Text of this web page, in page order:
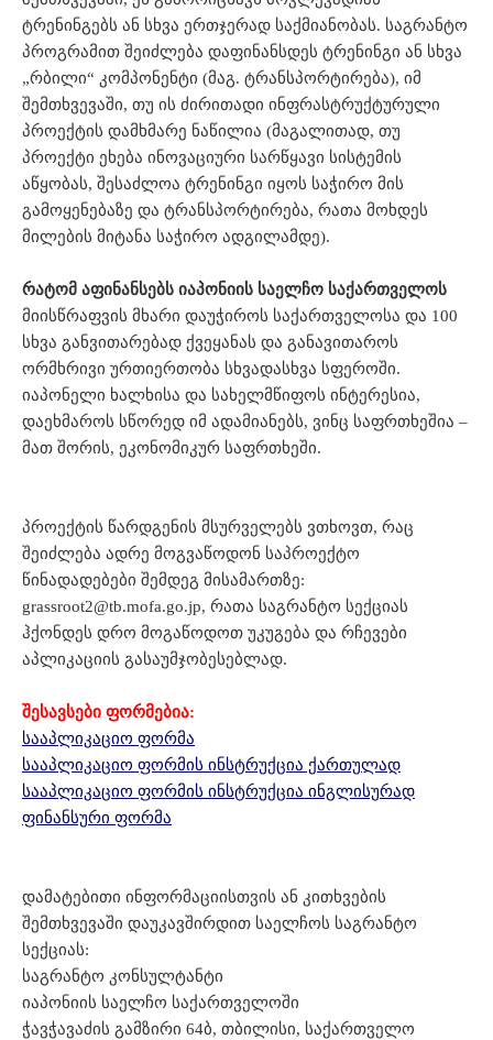
ტრენინგებს ან სხვა ერთჯერად საქმიანობას. საგრანტო
პროგრამით შეიძლება დაფინანსდეს ტრენინგი ან სხვა
„რბილი“ კომპონენტი (მაგ. ტრანსპორტირება), იმ
შემთხვევაში, თუ ის ძირითადი ინფრასტრუქტურული
პროექტის დამხმარე ნაწილია (მაგალითად, თუ
პროექტი ეხება ინოვაციური სარწყავი სისტემის
აწყობას, შესაძლოა ტრენინგი იყოს საჭირო მის
გამოყენებაზე და ტრანსპორტირება, რათა მოხდეს
მილების მიტანა საჭირო ადგილამდე).
რატომ აფინანსებს იაპონიის საელჩო საქართველოს
მიისწრაფვის მხარი დაუჭიროს საქართველოსა და 100
სხვა განვითარებად ქვეყანას და განავითაროს
ორმხრივი ურთიერთობა სხვადასხვა სფეროში.
იაპონელი ხალხისა და სახელმწიფოს ინტერესია,
დაეხმაროს სწორედ იმ ადამიანებს, ვინც საფრთხეშია –
მათ შორის, ეკონომიკურ საფრთხეში.
პროექტის წარდგენის მსურველებს ვთხოვთ, რაც
შეიძლება ადრე მოგვაწოდონ საპროექტო
წინადადებები შემდეგ მისამართზე:
grassroot2@tb.mofa.go.jp, რათა საგრანტო სექციას
ჰქონდეს დრო მოგაწოდოთ უკუგება და რჩევები
აპლიკაციის გასაუმჯობესებლად.
შესავსები ფორმებია:
სააპლიკაციო ფორმა
სააპლიკაციო ფორმის ინსტრუქცია ქართულად
სააპლიკაციო ფორმის ინსტრუქცია ინგლისურად
ფინანსური ფორმა
დამატებითი ინფორმაციისთვის ან კითხვების
შემთხვევაში დაუკავშირდით საელჩოს საგრანტო
სექციას:
საგრანტო კონსულტანტი
იაპონიის საელჩო საქართველოში
ჭავჭავაძის გამზირი 64ბ, თბილისი, საქართველო